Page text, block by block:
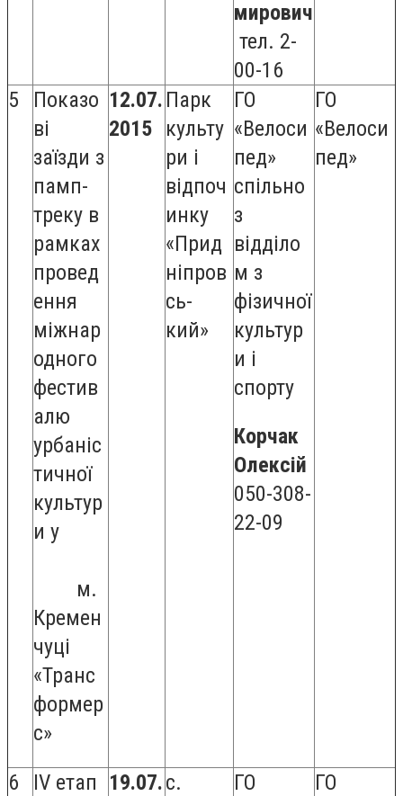
мирович
тел. 2-
00-16
5
Показо
ві
заїзди з
памп-
треку в
рамках
провед
ення
міжнар
одного
фестив
алю
урбаніс
тичної
культур
и у
м.
Кремен
чуці
«Транс
формер
с»
12.07.
2015
Парк
культу
ри і
відпоч
инку
«Прид
ніпров
сь-
кий»
ГО
«Велоси
пед»
спільно
з
відділо
м з
фізичної
культур
и і
спорту
Корчак
Олексій
050-308-
22-09
ГО
«Велоси
пед»
6
ІV етап
19.07.с.
ГО
ГО